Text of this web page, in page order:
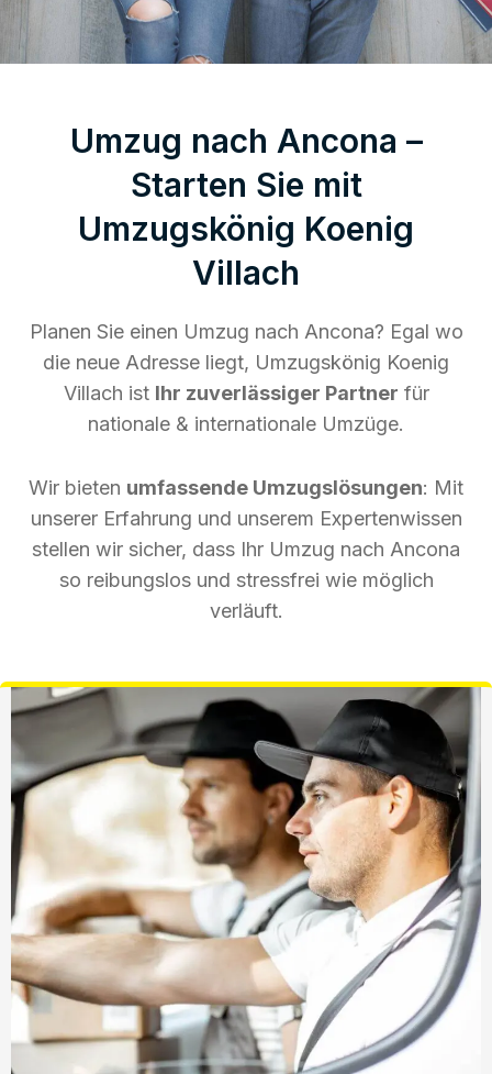
Umzug nach Ancona –
Starten Sie mit
Umzugskönig Koenig
Villach
Planen Sie einen Umzug nach Ancona? Egal wo
die neue Adresse liegt, Umzugskönig Koenig
Villach ist Ihr zuverlässiger Partner für
nationale & internationale Umzüge.
Wir bieten umfassende Umzugslösungen: Mit
unserer Erfahrung und unserem Expertenwissen
stellen wir sicher, dass Ihr Umzug nach Ancona
so reibungslos und stressfrei wie möglich
verläuft.